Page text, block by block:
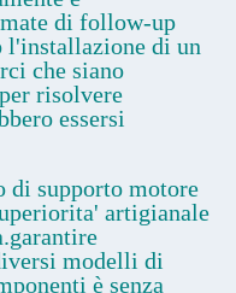
di follow-up
di un
che siano
risolvere
essersi
di supporto motore
artigianale
modelli di
è senza